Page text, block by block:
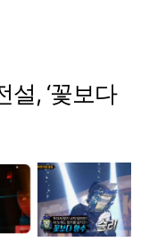
설, ‘꽃보다